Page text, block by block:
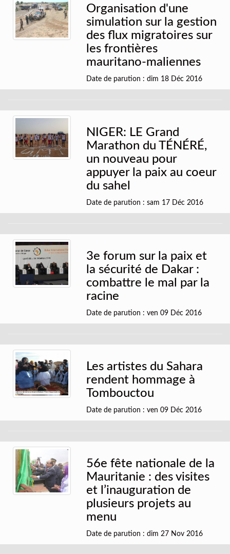
Organisation d'une
simulation sur la gestion
des flux migratoires sur
les frontières
mauritano-maliennes
Date de parution : dim 18 Déc 2016
NIGER: LE Grand
Marathon du TÉNÉRÉ,
un nouveau pour
appuyer la paix au coeur
du sahel
Date de parution : sam 17 Déc 2016
3e forum sur la paix et
la sécurité de Dakar :
combattre le mal par la
racine
Date de parution : ven 09 Déc 2016
Les artistes du Sahara
rendent hommage à
Tombouctou
Date de parution : ven 09 Déc 2016
56e fête nationale de la
Mauritanie : des visites
et l’inauguration de
plusieurs projets au
menu
Date de parution : dim 27 Nov 2016